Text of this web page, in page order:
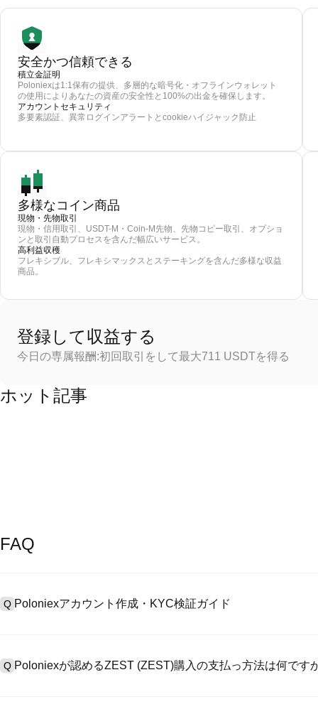
安全かつ信頼できる
積立金証明
Poloniexは1:1保有の提供、多層的な暗号化・オフラインウォレット
の使用によりあなたの資産の安全性と100%の出金を確保します。
アカウントセキュリティ
多要素認証、異常ログインアラートとcookieハイジャック防止
多様なコイン商品
現物・先物取引
現物・信用取引、USDT-M・Coin-M先物、先物コピー取引、オプショ
ンと取引自動プロセスを含んだ幅広いサービス。
高利益収穫
フレキシブル、フレキシマックスとステーキングを含んだ多様な収益
商品。
登録して収益する
今日の専属報酬:初回取引をして最大711 USDTを得る
ホット記事
FAQ
Q Poloniexアカウント作成・KYC検証ガイド
>「安全性」へ有効ID証明をアップし、自撮りしてKYC検証を完成
Q Poloniexが認めるZEST (ZEST)購入の支払っ方法は何です